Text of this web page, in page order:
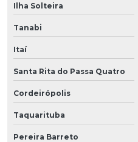
Ilha Solteira
Tanabi
Itaí
Santa Rita do Passa Quatro
Cordeirópolis
Taquarituba
Pereira Barreto